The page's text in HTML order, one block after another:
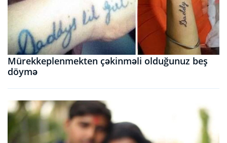
Mürekkeplenmekten çəkinməli olduğunuz beş
döymə